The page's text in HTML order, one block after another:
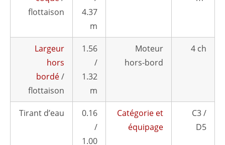
flottaison
4.37
m
Largeur
hors
bordé/
flottaison
1.56
/
1.32
m
Moteur
hors-bord
4 ch
Tirant d’eau
0.16
/
1.00
Catégorie et
équipage
C3 /
D5